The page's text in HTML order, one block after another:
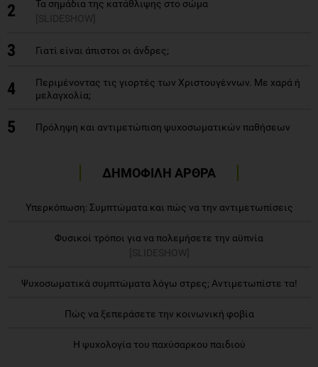
2
Τα σημάδια της κατάθλιψης στο σώμα
[SLIDESHOW]
3 Γιατί είναι άπιστοι οι άνδρες;
4
Περιμένοντας τις γιορτές των Χριστουγέννων. Με χαρά ή
μελαγχολία;
5 Πρόληψη και αντιμετώπιση ψυχοσωματικών παθήσεων
ΔΗΜΟΦΙΛΗ ΑΡΘΡΑ
Υπερκόπωση: Συμπτώματα και πώς να την αντιμετωπίσεις
Φυσικοί τρόποι για να πολεμήσετε την αϋπνία
[SLIDESHOW]
Ψυχοσωματικά συμπτώματα λόγω στρες; Αντιμετωπίστε τα!
Πώς να ξεπεράσετε την κοινωνική φοβία
Η ψυχολογία του παχύσαρκου παιδιού